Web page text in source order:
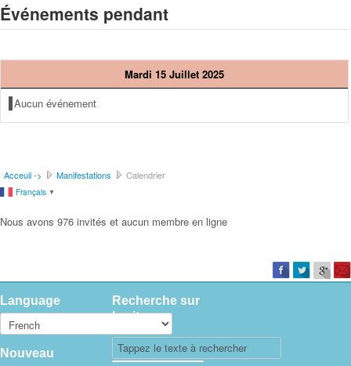
Événements pendant
Mardi 15 Juillet 2025
Aucun événement
Acceuil -> Manifestations Calendrier
Français ▼
Nous avons 976 invités et aucun membre en ligne
Language
Nouveau
Recherche sur
le site